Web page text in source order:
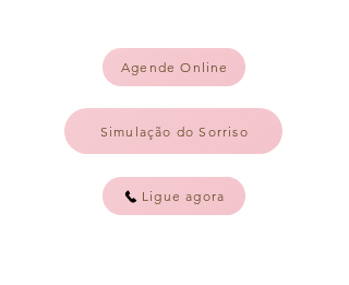
Agende Online
Ligue agora
Simulação do Sorriso